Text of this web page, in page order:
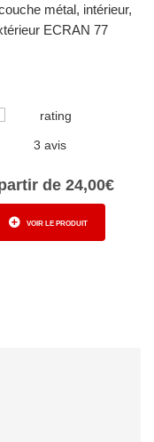
métal, intérieur,
ECRAN 77
3 avis
de 24,00€
VOIR LE PRODUIT